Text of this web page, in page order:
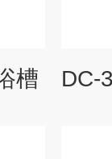
槽